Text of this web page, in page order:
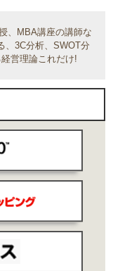
、MBA講座の講師な
、3C分析、SWOT分
営理論これだけ!